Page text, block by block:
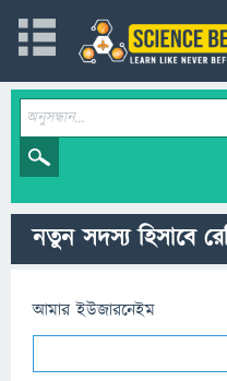
নতুন সদস্য হিসাবে
আমার ইউজারনেইম